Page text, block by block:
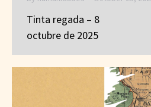
Tinta regada – 8
octubre de 2025